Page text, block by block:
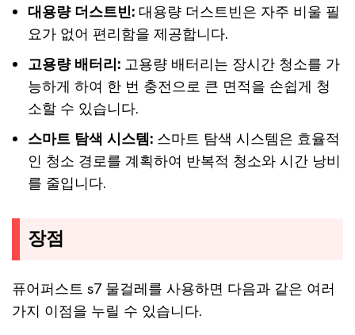
대용량 더스트빈: 대용량 더스트빈은 자주 비울 필
요가 없어 편리함을 제공합니다.
고용량 배터리: 고용량 배터리는 장시간 청소를 가
능하게 하여 한 번 충전으로 큰 면적을 손쉽게 청
소할 수 있습니다.
스마트 탐색 시스템: 스마트 탐색 시스템은 효율적
인 청소 경로를 계획하여 반복적 청소와 시간 낭비
를 줄입니다.
장점
퓨어퍼스트 s7 물걸레를 사용하면 다음과 같은 여러
가지 이점을 누릴 수 있습니다.